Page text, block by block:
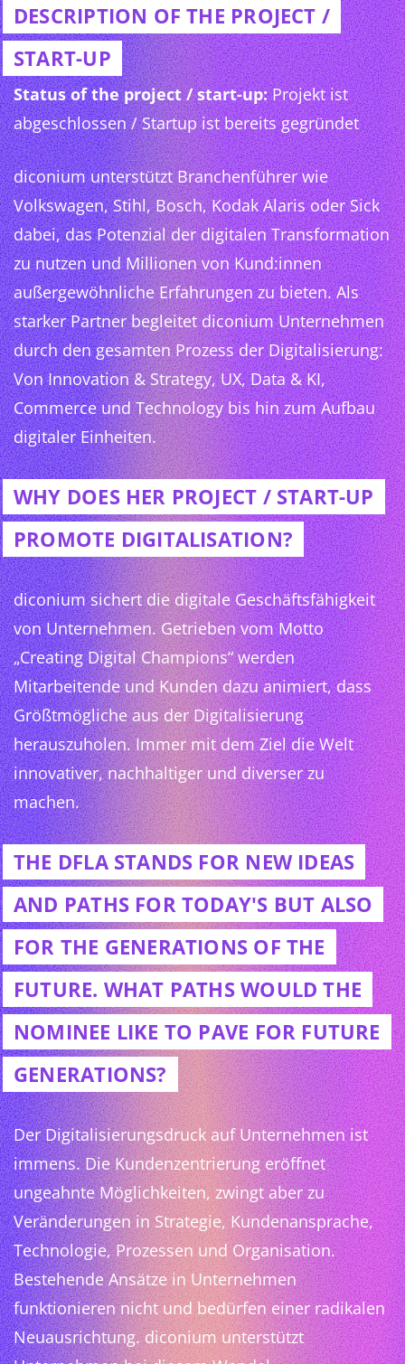
DESCRIPTION OF THE PROJECT /
START-UP
Status of the project / start-up:Projekt ist
abgeschlossen / Startup ist bereits gegründet
diconium unterstützt Branchenführer wie
Volkswagen, Stihl, Bosch, Kodak Alaris oder Sick
dabei, das Potenzial der digitalen Transformation
zu nutzen und Millionen von Kund:innen
außergewöhnliche Erfahrungen zu bieten. Als
starker Partner begleitet diconium Unternehmen
durch den gesamten Prozess der Digitalisierung:
Von Innovation & Strategy, UX, Data & KI,
Commerce und Technology bis hin zum Aufbau
digitaler Einheiten.
WHY DOES HER PROJECT / START-UP
PROMOTE DIGITALISATION?
diconium sichert die digitale Geschäftsfähigkeit
von Unternehmen. Getrieben vom Motto
„Creating Digital Champions“ werden
Mitarbeitende und Kunden dazu animiert, dass
Größtmögliche aus der Digitalisierung
herauszuholen. Immer mit dem Ziel die Welt
innovativer, nachhaltiger und diverser zu
machen.
THE DFLA STANDS FOR NEW IDEAS
AND PATHS FOR TODAY'S BUT ALSO
FOR THE GENERATIONS OF THE
FUTURE. WHAT PATHS WOULD THE
NOMINEE LIKE TO PAVE FOR FUTURE
GENERATIONS?
Der Digitalisierungsdruck auf Unternehmen ist
immens. Die Kundenzentrierung eröffnet
ungeahnte Möglichkeiten, zwingt aber zu
Veränderungen in Strategie, Kundenansprache,
Technologie, Prozessen und Organisation.
Bestehende Ansätze in Unternehmen
funktionieren nicht und bedürfen einer radikalen
Neuausrichtung. diconium unterstützt